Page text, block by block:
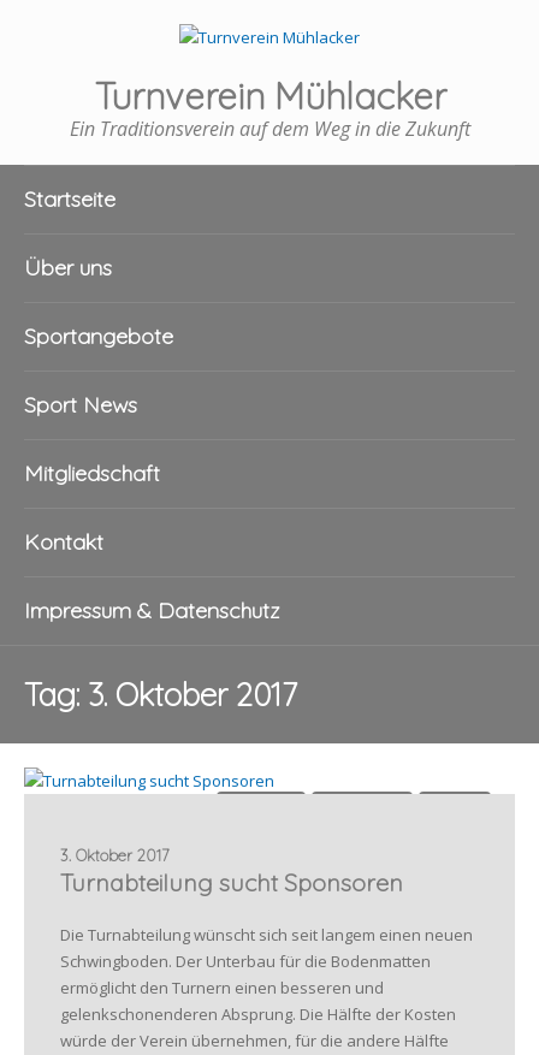
Turnverein Mühlacker
Ein Traditionsverein auf dem Weg in die Zukunft
Startseite
Über uns
Sportangebote
Sport News
Mitgliedschaft
Kontakt
Impressum & Datenschutz
Tag: 3. Oktober 2017
3. Oktober 2017
Turnabteilung sucht Sponsoren
Die Turnabteilung wünscht sich seit langem einen neuen
Schwingboden. Der Unterbau für die Bodenmatten
ermöglicht den Turnern einen besseren und
gelenkschonenderen Absprung. Die Hälfte der Kosten
würde der Verein übernehmen, für die andere Hälfte